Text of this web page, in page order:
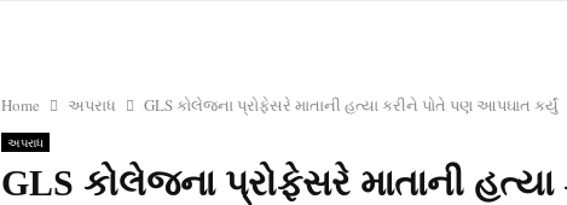
Home અપરાધ GLS કોલેજના પ્રોફેસરે માતાની હત્યા કરીને પોતે પણ આપઘાત કર્યું
અપરાધ
GLS કોલેજના પ્રોફેસરે માતાની હત્યા